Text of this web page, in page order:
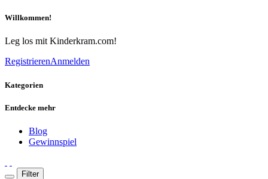
Willkommen!
Leg los mit Kinderkram.com!
RegistrierenAnmelden
Kategorien
Entdecke mehr
Blog
Gewinnspiel
Filter